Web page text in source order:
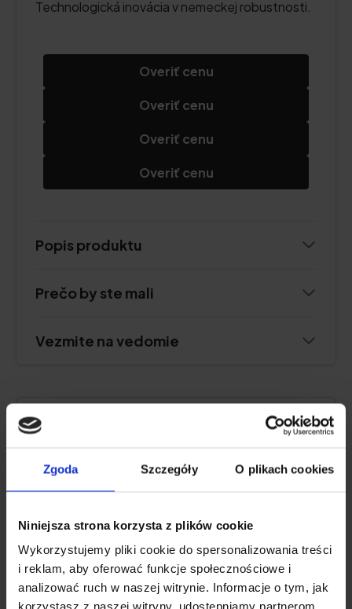
Zgoda Szczegóły O plikach cookies
Niniejsza strona korzysta z plików cookie
Wykorzystujemy pliki cookie do spersonalizowania treści
i reklam, aby oferować funkcje społecznościowe i
analizować ruch w naszej witrynie. Informacje o tym, jak
korzystasz z naszej witryny, udostępniamy partnerom
Technologická inovácia v nemeckej robustnosti.
Overiť cenu
Overiť cenu
Overiť cenu
Overiť cenu
Popis produktu
Prečo by ste mali
Vezmite na vedomie
Electrolux Pure A9 PA91-605GY